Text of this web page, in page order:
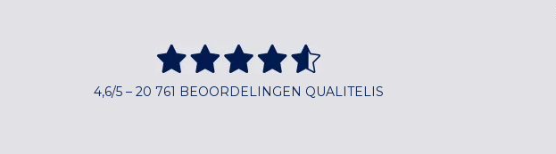
4,6/5 – 20 761 BEOORDELINGEN QUALITELIS